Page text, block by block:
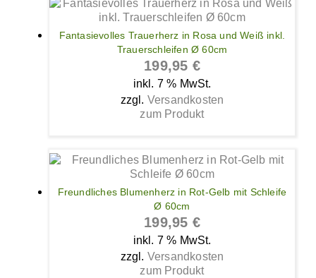
Fantasievolles Trauerherz in Rosa und Weiß inkl.
Trauerschleifen Ø 60cm
199,95 €
inkl. 7 % MwSt.
zzgl. Versandkosten
zum Produkt
Freundliches Blumenherz in Rot-Gelb mit Schleife
Ø 60cm
199,95 €
inkl. 7 % MwSt.
zzgl. Versandkosten
zum Produkt